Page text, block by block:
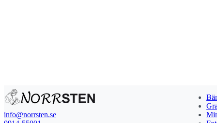
info@norrsten.se